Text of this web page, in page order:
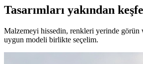
Tasarımları yakından
Malzemeyi hissedin, renkleri yerinde görün
uygun modeli birlikte seçelim.